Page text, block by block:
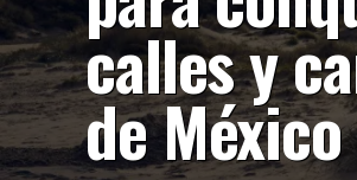
calles y
de México